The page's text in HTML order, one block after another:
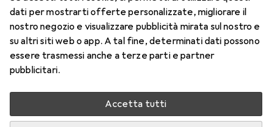
dati per mostrarti offerte personalizzate, migliorare il
nostro negozio e visualizzare pubblicità mirata sul nostro e
su altri siti web o app. A tal fine, determinati dati possono
essere trasmessi anche a terze parti e partner
pubblicitari.
Accetta tutti